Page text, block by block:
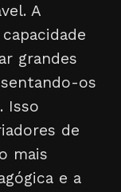
A
grandes
os
Isso
de
mais
e a